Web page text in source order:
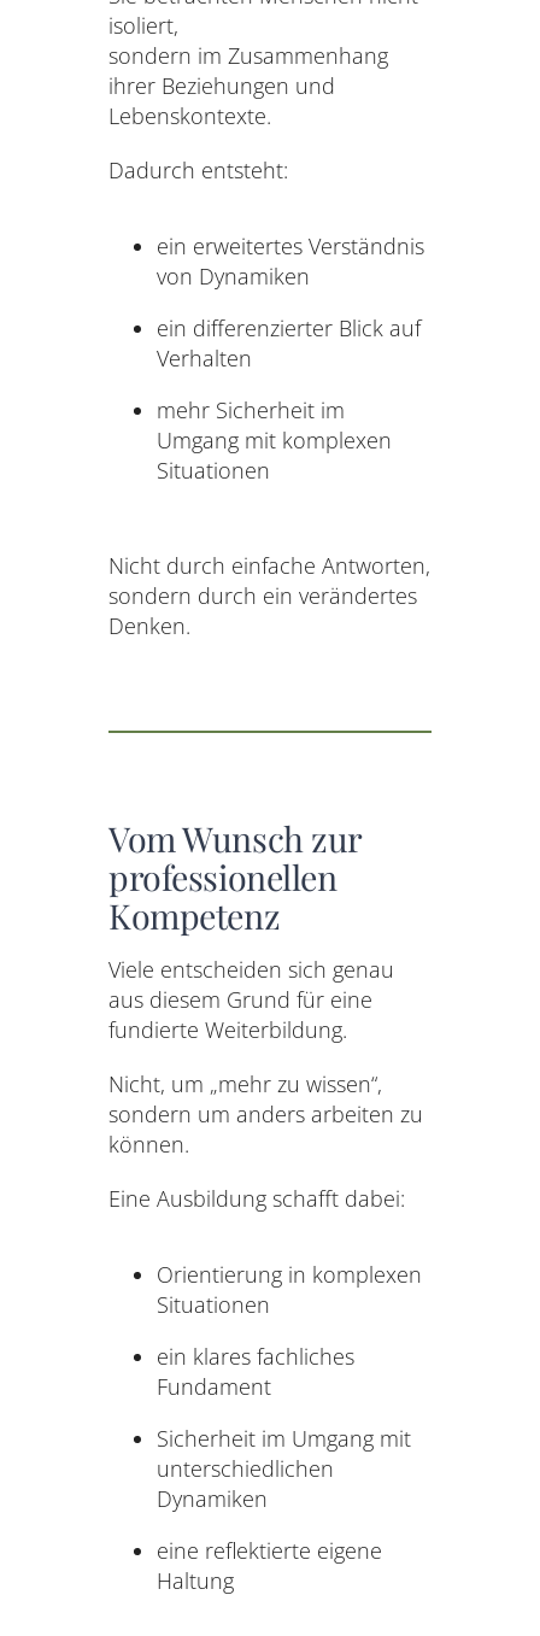
isoliert,
sondern im Zusammenhang
ihrer Beziehungen und
Lebenskontexte.
Dadurch entsteht:
ein erweitertes Verständnis
von Dynamiken
ein differenzierter Blick auf
Verhalten
mehr Sicherheit im
Umgang mit komplexen
Situationen
Nicht durch einfache Antworten,
sondern durch ein verändertes
Denken.
Vom Wunsch zur
professionellen
Kompetenz
Viele entscheiden sich genau
aus diesem Grund für eine
fundierte Weiterbildung.
Nicht, um „mehr zu wissen“,
sondern um anders arbeiten zu
können.
Eine Ausbildung schafft dabei:
Orientierung in komplexen
Situationen
ein klares fachliches
Fundament
Sicherheit im Umgang mit
unterschiedlichen
Dynamiken
eine reflektierte eigene
Haltung